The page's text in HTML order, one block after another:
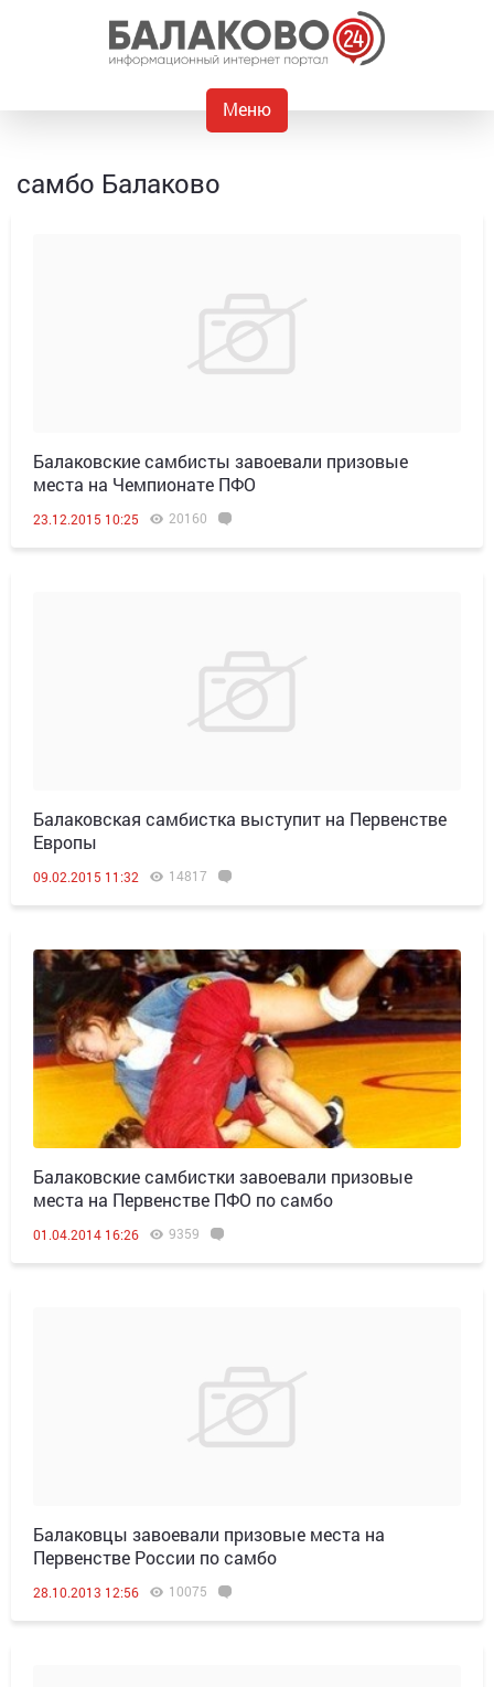
Меню
самбо Балаково
Балаковские самбисты завоевали призовые
места на Чемпионате ПФО
23.12.2015 10:25 20160
Балаковская самбистка выступит на Первенстве
Европы
09.02.2015 11:32 14817
Балаковские самбистки завоевали призовые
места на Первенстве ПФО по самбо
01.04.2014 16:26 9359
Балаковцы завоевали призовые места на
Первенстве России по самбо
28.10.2013 12:56 10075